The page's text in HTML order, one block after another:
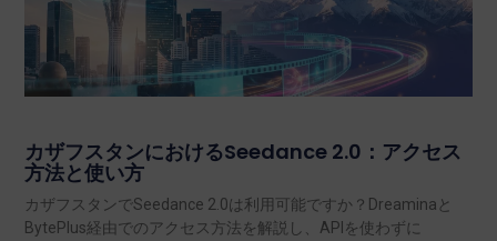
カザフスタンにおけるSeedance 2.0：アクセス
方法と使い方
カザフスタンでSeedance 2.0は利用可能ですか？Dreaminaと
BytePlus経由でのアクセス方法を解説し、APIを使わずに